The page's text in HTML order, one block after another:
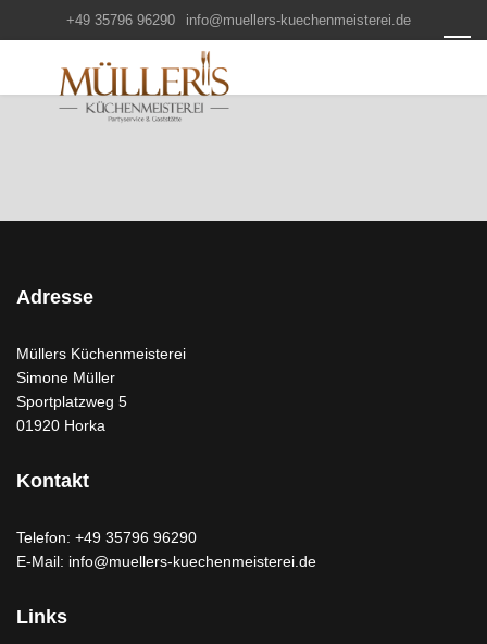
+49 35796 96290 info@muellers-kuechenmeisterei.de
Adresse
Müllers Küchenmeisterei
Simone Müller
Sportplatzweg 5
01920 Horka
Kontakt
Telefon: +49 35796 96290
E-Mail: info@muellers-kuechenmeisterei.de
Links